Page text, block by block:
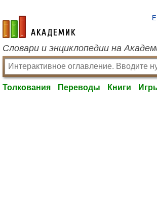
academic.ru
Словари и энциклопедии на
Толкования Переводы Книги